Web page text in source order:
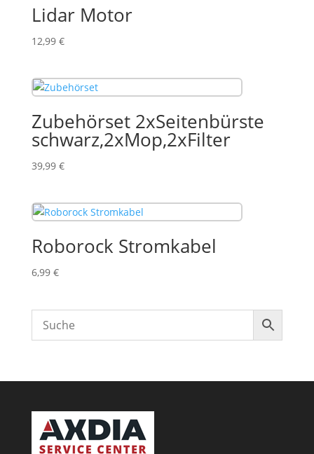
Lidar Motor
12,99 €
Zubehörset 2xSeitenbürste
schwarz,2xMop,2xFilter
39,99 €
Roborock Stromkabel
6,99 €